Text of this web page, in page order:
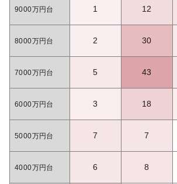
9000万円台 1 12
8000万円台 2 30
7000万円台 5 43
6000万円台 3 18
5000万円台 7 7
4000万円台 6 8